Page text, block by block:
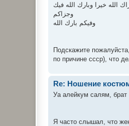
وجزاكم
وفيكم بارك الله
Подскажите
по причине ссср), что
Re: Ношение
Уа алейкум салям, брат
Я часто слышал, что